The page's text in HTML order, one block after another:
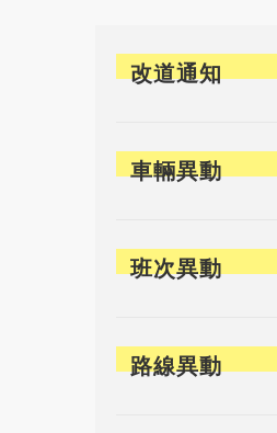
改道通知
車輛異動
班次異動
路線異動